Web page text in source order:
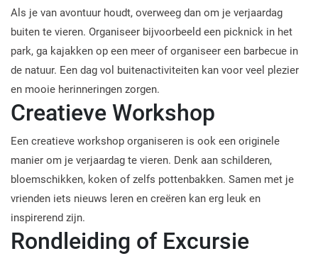
Als je van avontuur houdt, overweeg dan om je verjaardag
buiten te vieren. Organiseer bijvoorbeeld een picknick in het
park, ga kajakken op een meer of organiseer een barbecue in
de natuur. Een dag vol buitenactiviteiten kan voor veel plezier
en mooie herinneringen zorgen.
Creatieve Workshop
Een creatieve workshop organiseren is ook een originele
manier om je verjaardag te vieren. Denk aan schilderen,
bloemschikken, koken of zelfs pottenbakken. Samen met je
vrienden iets nieuws leren en creëren kan erg leuk en
inspirerend zijn.
Rondleiding of Excursie